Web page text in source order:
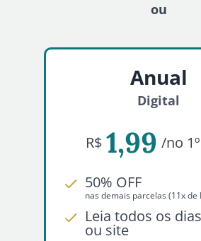
ou
Anual
Digital
R$ 1,99 /no
50% OFF
nas demais parcelas (11x de
Leia todos os
ou site